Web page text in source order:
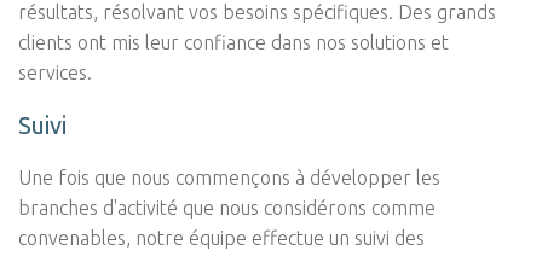
résultats, résolvant vos besoins spécifiques. Des grands
clients ont mis leur confiance dans nos solutions et
services.
Suivi
Une fois que nous commençons à développer les
branches d'activité que nous considérons comme
convenables, notre équipe effectue un suivi des